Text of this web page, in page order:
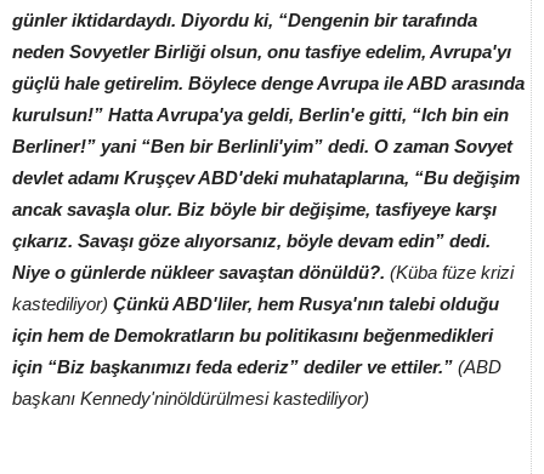
günler iktidardaydı. Diyordu ki, “Dengenin bir tarafında
neden Sovyetler Birliği olsun, onu tasfiye edelim, Avrupa'yı
güçlü hale getirelim. Böylece denge Avrupa ile ABD arasında
kurulsun!” Hatta Avrupa'ya geldi, Berlin'e gitti, “Ich bin ein
Berliner!” yani “Ben bir Berlinli'yim” dedi. O zaman Sovyet
devlet adamı Kruşçev ABD'deki muhataplarına, “Bu değişim
ancak savaşla olur. Biz böyle bir değişime, tasfiyeye karşı
çıkarız. Savaşı göze alıyorsanız, böyle devam edin” dedi.
Niye o günlerde nükleer savaştan dönüldü?. (Küba füze krizi
kastediliyor) Çünkü ABD'liler, hem Rusya'nın talebi olduğu
için hem de Demokratların bu politikasını beğenmedikleri
için “Biz başkanımızı feda ederiz” dediler ve ettiler.” (ABD
başkanı Kennedy'ninöldürülmesi kastediliyor)